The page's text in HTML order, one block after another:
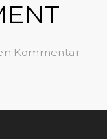
Kommentar